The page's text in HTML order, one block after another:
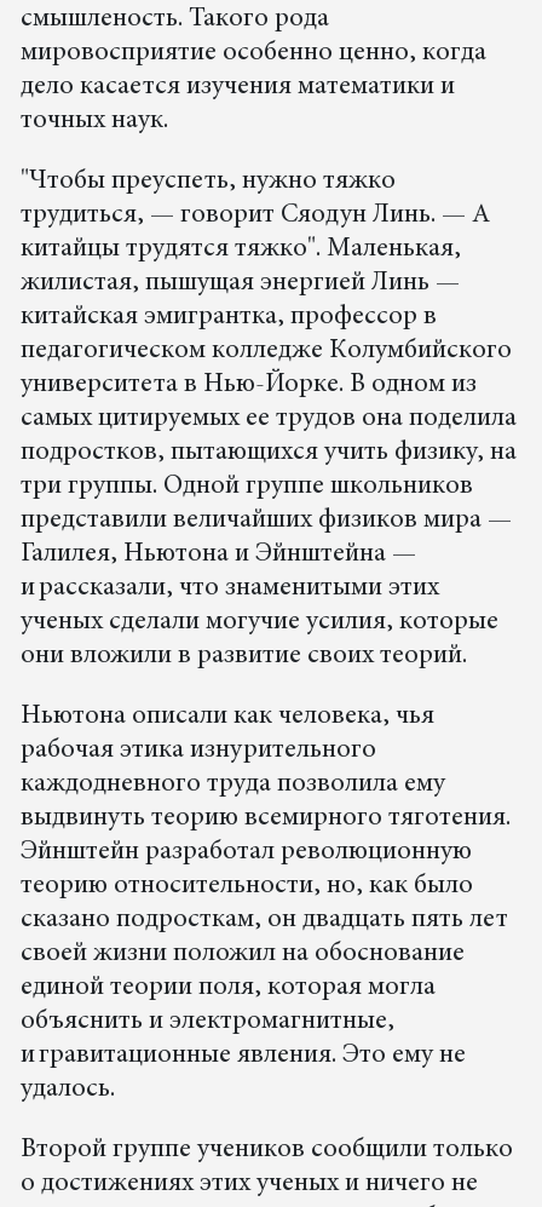
смышленость. Такого рода
мировосприятие особенно ценно, когда
дело касается изучения математики и
точных наук.
"Чтобы преуспеть, нужно тяжко
трудиться, — говорит Сяодун Линь. — А
китайцы трудятся тяжко". Маленькая,
жилистая, пышущая энергией Линь —
китайская эмигрантка, профессор в
педагогическом колледже Колумбийского
университета в Нью-Йорке. В одном из
самых цитируемых ее трудов она поделила
подростков, пытающихся учить физику, на
три группы. Одной группе школьников
представили величайших физиков мира —
Галилея, Ньютона и Эйнштейна —
и рассказали, что знаменитыми этих
ученых сделали могучие усилия, которые
они вложили в развитие своих теорий.
Ньютона описали как человека, чья
рабочая этика изнурительного
каждодневного труда позволила ему
выдвинуть теорию всемирного тяготения.
Эйнштейн разработал революционную
теорию относительности, но, как было
сказано подросткам, он двадцать пять лет
своей жизни положил на обоснование
единой теории поля, которая могла
объяснить и электромагнитные,
и гравитационные явления. Это ему не
удалось.
Второй группе учеников сообщили только
о достижениях этих ученых и ничего не